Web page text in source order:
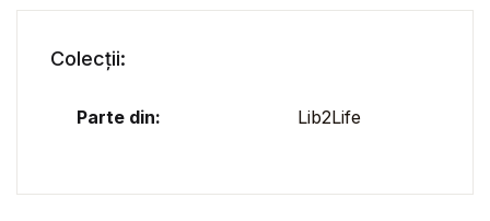
Colecții:
Parte din: Lib2Life